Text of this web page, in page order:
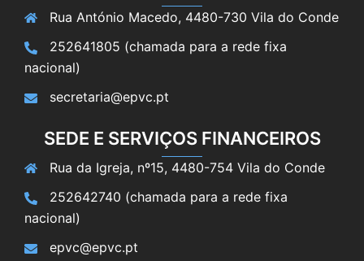
Rua António Macedo, 4480-730 Vila do Conde
252641805 (chamada para a rede fixa
nacional)
secretaria@epvc.pt
SEDE E SERVIÇOS FINANCEIROS
Rua da Igreja, nº15, 4480-754 Vila do Conde
252642740 (chamada para a rede fixa
nacional)
epvc@epvc.pt